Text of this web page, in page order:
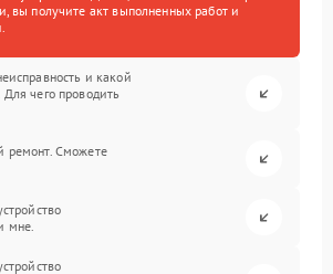
вы получите акт выполненных работ и
и какой
чего проводить
ремонт. Сможете
мне.